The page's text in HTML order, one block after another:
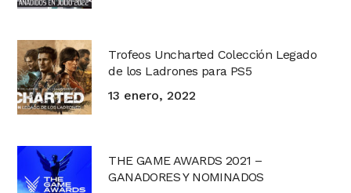
Trofeos Uncharted Colección Legado
de los Ladrones para PS5
13 enero, 2022
THE GAME AWARDS 2021 –
GANADORES Y NOMINADOS